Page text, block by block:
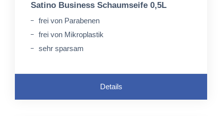
Satino Business Schaumseife 0,5L
frei von Parabenen
frei von Mikroplastik
sehr sparsam
Details